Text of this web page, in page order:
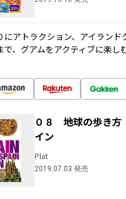
にアトラクション、アイランド
で、グアムをアクティブに楽し
０８ 地球の歩き
イン
Plat
2019.07.03 発売